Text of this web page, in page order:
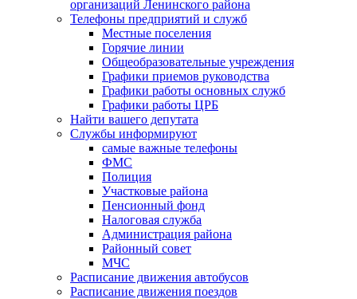
организаций Ленинского района
Телефоны предприятий и служб
Местные поселения
Горячие линии
Общеобразовательные учреждения
Графики приемов руководства
Графики работы основных служб
Графики работы ЦРБ
Найти вашего депутата
Службы информируют
самые важные телефоны
ФМС
Полиция
Участковые района
Пенсионный фонд
Налоговая служба
Администрация района
Районный совет
МЧС
Расписание движения автобусов
Расписание движения поездов